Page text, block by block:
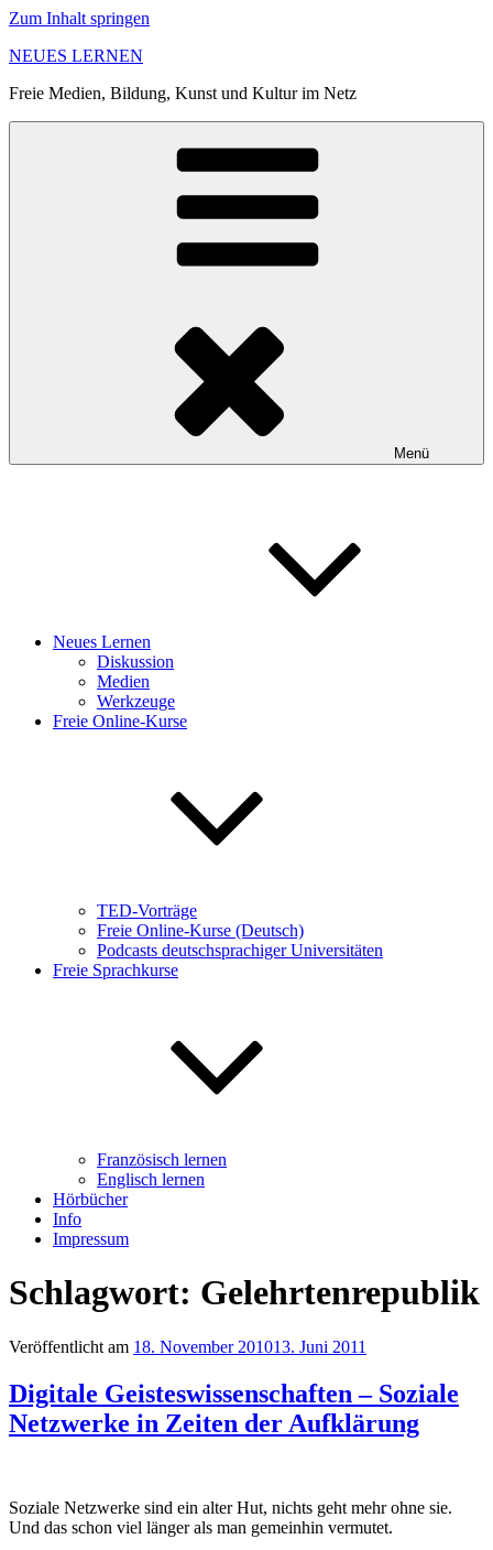
Zum Inhalt springen
NEUES LERNEN
Freie Medien, Bildung, Kunst und Kultur im Netz
Menü
Neues Lernen
Diskussion
Medien
Werkzeuge
Freie Online-Kurse
TED-Vorträge
Freie Online-Kurse (Deutsch)
Podcasts deutschsprachiger Universitäten
Freie Sprachkurse
Französisch lernen
Englisch lernen
Hörbücher
Info
Impressum
Schlagwort: Gelehrtenrepublik
Veröffentlicht am 18. November 201013. Juni 2011
Digitale Geisteswissenschaften – Soziale
Netzwerke in Zeiten der Aufklärung
Soziale Netzwerke sind ein alter Hut, nichts geht mehr ohne sie.
Und das schon viel länger als man gemeinhin vermutet.